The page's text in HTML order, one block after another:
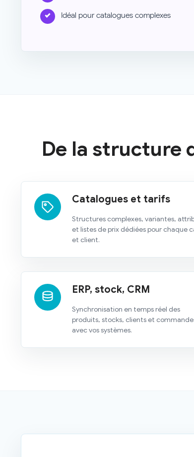
Idéal pour catalogues complexes
De la structure
Catalogues et tarifs
Structures complexes, variantes,
et listes de prix dédiées pour chaque
et client.
ERP, stock, CRM
Synchronisation en temps réel des
produits, stocks, clients et
avec vos systèmes.